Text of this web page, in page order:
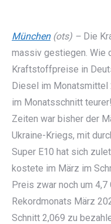
München(ots) – Die
massiv gestiegen. Wie
Kraftstoffpreise in
Diesel im Monatsmittel
im Monatsschnitt
Zeiten war bisher der
Ukraine-Kriegs, mit
Super E10 hat sich
kostete im März im
Preis zwar noch um
Rekordmonats März
Schnitt 2,069 zu